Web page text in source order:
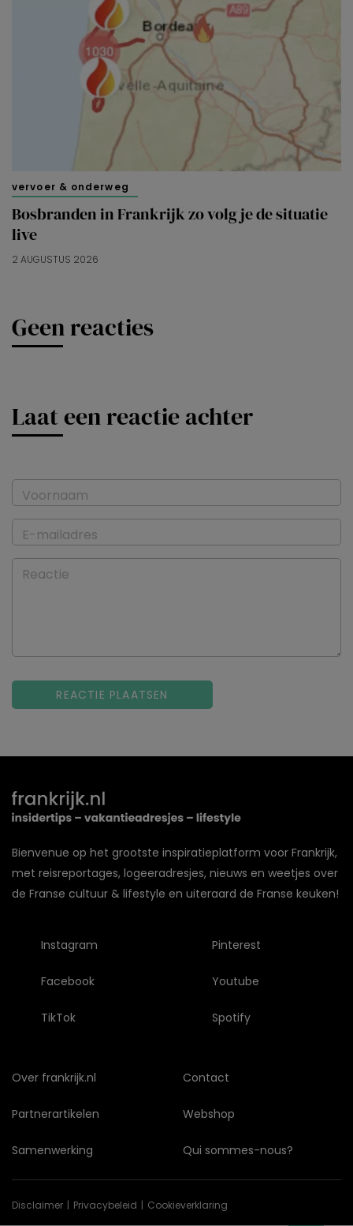
vervoer & onderweg
Bosbranden in Frankrijk zo volg je de situatie
live
2 AUGUSTUS 2026
Geen reacties
Laat een reactie achter
Voornaam
E-mailadres
Reactie
Bienvenue op het grootste inspiratieplatform voor Frankrijk,
met reisreportages, logeeradresjes, nieuws en weetjes over
de Franse cultuur & lifestyle en uiteraard de Franse keuken!
Instagram
Facebook
TikTok
Pinterest
Youtube
Spotify
Over frankrijk.nl
Partnerartikelen
Samenwerking
Contact
Webshop
Qui sommes-nous?
Disclaimer Privacybeleid Cookieverklaring